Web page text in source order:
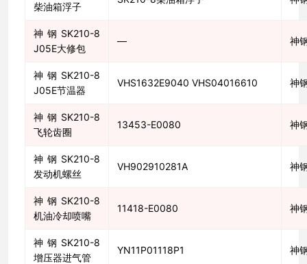
柴油箱浮子
神钢SK210-8
J05E大修包
— 神
神钢SK210-8
J05E节温器
VHS1632E9040 VHS04016610 神
神钢SK210-8
飞轮齿圈
13453-E0080 神
神钢SK210-8
发动机螺丝
VH902910281A 神
神钢SK210-8
机油冷却喷嘴
11418-E0080 神
神钢SK210-8
增压器进气管
YN11P01118P1 神